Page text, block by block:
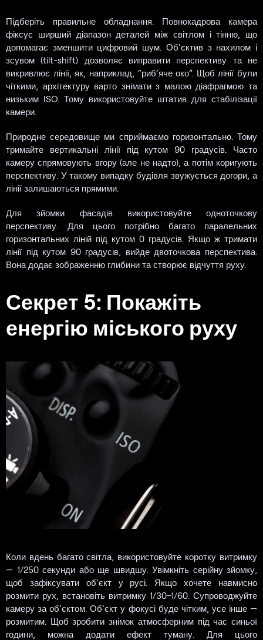
Підберіть правильне обладнання. Повнокадрова камера
фіксує ширший діапазон деталей між світлом і тінню, що
допомагає зменшити цифровий шум. Об’єктив з нахилом і
зсувом (tilt-shift) дозволяє виправити перспективу та не
викривлює лінії, як, наприклад, “риб’яче око”. Щоб лінії були
чіткими, архітектуру варто знімати з малою діафрагмою та
низьким ISO. Тому використовуйте штатив для стабілізації
камери.
Природне середовище ми сприймаємо горизонтально. Тому
тримайте вертикальні лінії під кутом 90 градусів. Часто
камеру спрямовують вгору (але не надто), а потім коригують
перспективу. У такому випадку будівля звужується догори, а
лінії залишаються прямими.
Для зйомки фасадів використовуйте одноточкову
перспективу. Для цього потрібно багато паралельних
горизонтальних ліній під кутом 0 градусів. Якщо ж тримати
лінії під кутом 90 градусів, вийде двоточкова перспектива.
Вона додає зображенню глибини та створює відчуття руху.
Секрет 5: Покажіть
енергію міського руху
Коли вдень багато світла, використовуйте коротку витримку
— 1/250 секунди або ще швидшу. Увімкніть серійну зйомку,
щоб зафіксувати об’єкт у русі. Якщо хочете навмисно
розмити рух, встановіть витримку 1/30–1/60. Супроводжуйте
камеру за об’єктом. Об’єкт у фокусі буде чітким, усе інше —
розмитим. Щоб зробити знімок атмосферним під час синьої
години, можна додати ефект туману. Для цього